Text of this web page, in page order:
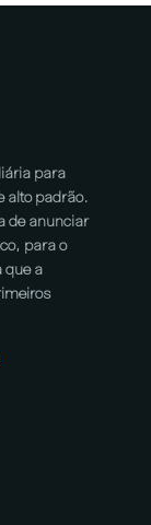
para
alto padrão.
de anunciar
para o
que a